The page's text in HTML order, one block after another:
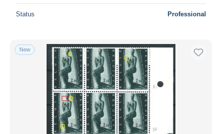
Status Professional
New